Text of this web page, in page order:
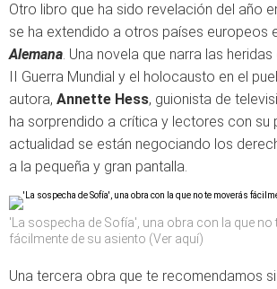
Otro libro que ha sido revelación del año
se ha extendido a otros países europeos
Alemana. Una novela que narra las
II Guerra Mundial y el holocausto en el
autora, Annette Hess, guionista de
ha sorprendido a crítica y lectores con su
actualidad se están negociando los
a la pequeña y gran pantalla.
'La sospecha de Sofía', una obra con la que no
fácilmente de su asiento (Ver aquí)
Una tercera obra que te recomendamos